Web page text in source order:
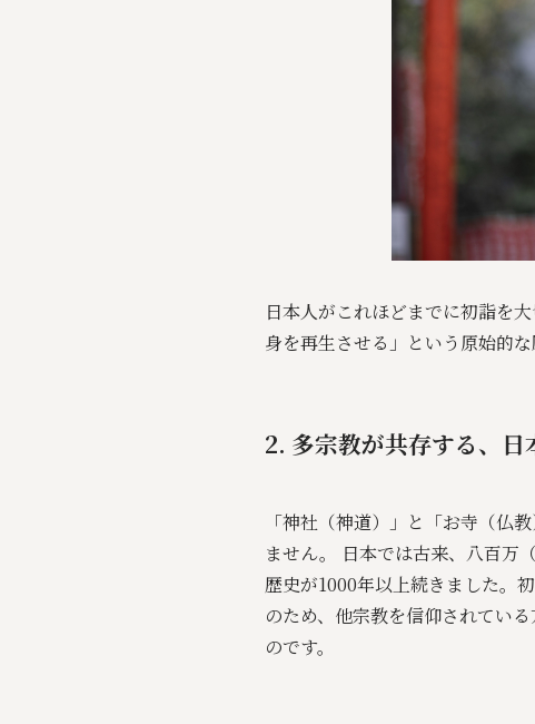
日本人がこれほどまでに初詣を
身を再生させる」という原始的な
2. 多宗教が共存する、日
「神社（神道）」と「お寺（仏
ません。 日本では古来、八百万
歴史が1000年以上続きました。
のため、他宗教を信仰されてい
のです。